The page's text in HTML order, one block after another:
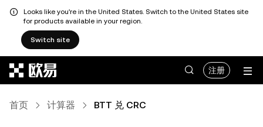
Looks like you're in the United States. Switch to the United States site
for products available in your region.
Switch site
注册
首页 计算器 BTT 兑 CRC